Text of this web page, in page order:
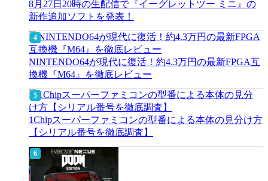
8月27日20時の生配信で『イーグレットツー ミニ』の
新作追加ソフトを発表！
NINTENDO64が現代に復活！約4.3万円の最新FPGA互
換機『M64』を徹底レビュー
1Chipスーパーファミコンの型番による本体の見分け方
【シリアル番号を徹底調査】